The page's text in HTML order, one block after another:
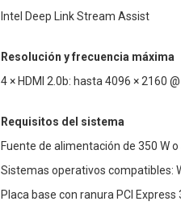
Intel Deep Link Stream Assist
Resolución y frecuencia máxima
4 × HDMI 2.0b: hasta 4096 × 2160
Requisitos del sistema
Fuente de alimentación de 350 W
Sistemas operativos compatibles:
Placa base con ranura PCI Express